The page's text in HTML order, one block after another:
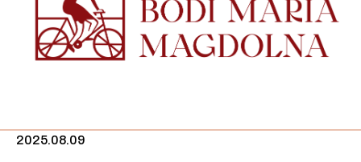
2025.08.09